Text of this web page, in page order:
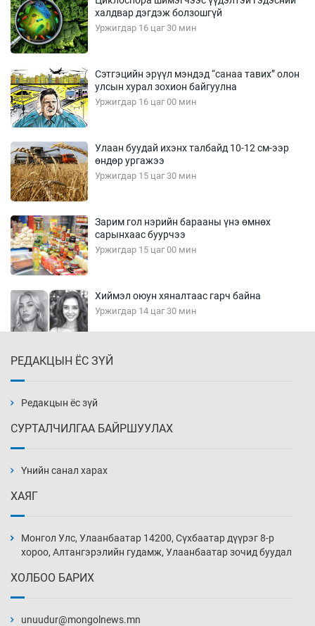
халдвар дэгдэж болзошгүй
Уржигдар 16 цаг 30 мин
Сэтгэцийн эрүүл мэндэд “санаа тавих” олон
улсын хурал зохион байгуулна
Уржигдар 16 цаг 00 мин
Улаан буудай ихэнх талбайд 10-12 см-ээр
өндөр ургажээ
Уржигдар 15 цаг 30 мин
Зарим гол нэрийн барааны үнэ өмнөх
сарынхаас буурчээ
Уржигдар 15 цаг 00 мин
Хиймэл оюун хяналтаас гарч байна
Уржигдар 14 цаг 30 мин
Уржигдар 14 цаг 00 мин
нэмэгджээ
Уржигдар 13 цаг 30 мин
Уржигдар 13 цаг 00 мин
РЕДАКЦЫН ЁС ЗҮЙ
Редакцын ёс зүй
СУРТАЛЧИЛГАА БАЙРШУУЛАХ
Үнийн санал харах
ХАЯГ
Монгол Улс, Улаанбаатар 14200, Сүхбаатар дүүрэг 8-р
хороо, Алтангэрэлийн гудамж, Улаанбаатар зочид буудал
ХОЛБОО БАРИХ
unuudur@mongolnews.mn